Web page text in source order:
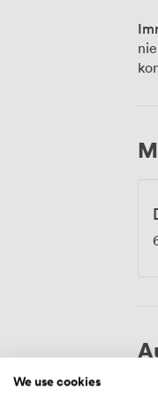
We use cookies